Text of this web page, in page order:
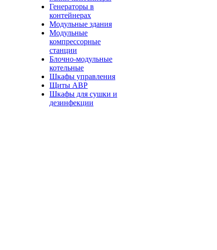
Генераторы в
контейнерах
Модульные здания
Модульные
компрессорные
станции
Блочно-модульные
котельные
Шкафы управления
Щиты АВР
Шкафы для сушки и
дезинфекции